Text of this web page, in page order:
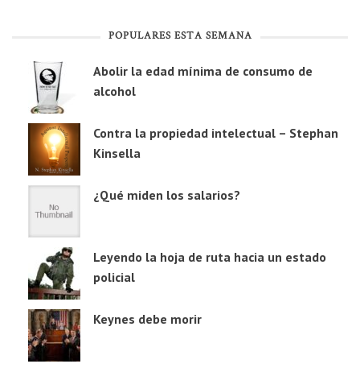
POPULARES ESTA SEMANA
Abolir la edad mínima de consumo de
alcohol
Contra la propiedad intelectual – Stephan
Kinsella
¿Qué miden los salarios?
Leyendo la hoja de ruta hacia un estado
policial
Keynes debe morir